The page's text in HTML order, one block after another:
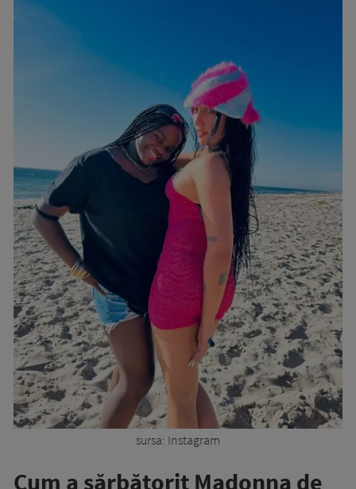
sursa: Instagram
Cum a sărbătorit Madonna de